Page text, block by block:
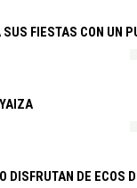
FIESTAS CON UN
DISFRUTAN DE ECOS